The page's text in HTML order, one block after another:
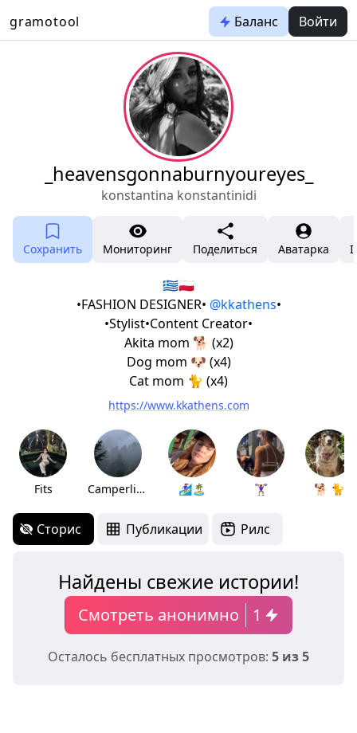
gramotool Баланс Войти
_heavensgonnaburnyoureyes_
konstantina konstantinidi
Сохранить Мониторинг Поделиться Аватарка
🇬🇷🇵🇱
•FASHION DESIGNER• @kkathens•
•Stylist•Content Creator•
Akita mom 🐕 (x2)
Dog mom 🐶 (x4)
Cat mom 🐈 (x4)
https://www.kkathens.com
Fits Camperlife🏕️ 🏄🏽‍♀️🏝 🏋🏽‍♀️ 🐕 🐈
Сторис Публикации Рилс
Найдены свежие истории!
Смотреть анонимно 1
Осталось бесплатных просмотров: 5 из 5